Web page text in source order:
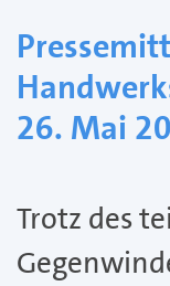
26. Mai
Trotz des